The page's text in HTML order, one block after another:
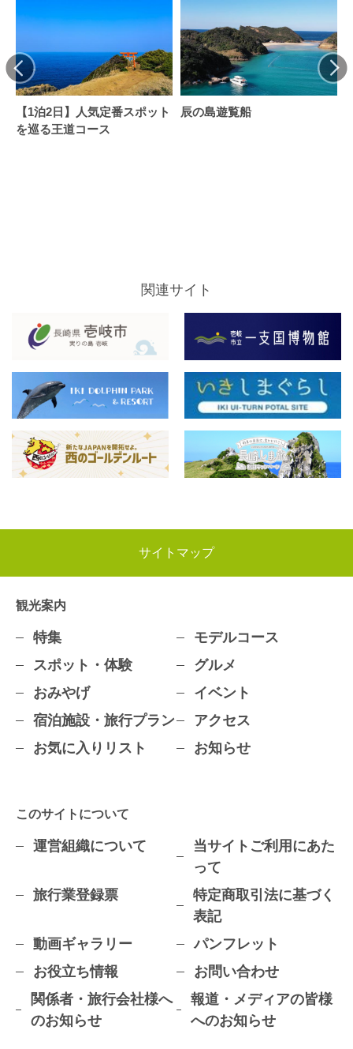
【1泊2日】人気定番スポット
を巡る王道コース
辰の島遊覧船
関連サイト
サイトマップ
観光案内
特集
モデルコース
スポット・体験
グルメ
おみやげ
イベント
宿泊施設・旅行プラン
アクセス
お気に入りリスト
お知らせ
このサイトについて
運営組織について
当サイトご利用にあた
って
旅行業登録票
特定商取引法に基づく
表記
動画ギャラリー
パンフレット
お役立ち情報
お問い合わせ
関係者・旅行会社様へ
のお知らせ
報道・メディアの皆様
へのお知らせ